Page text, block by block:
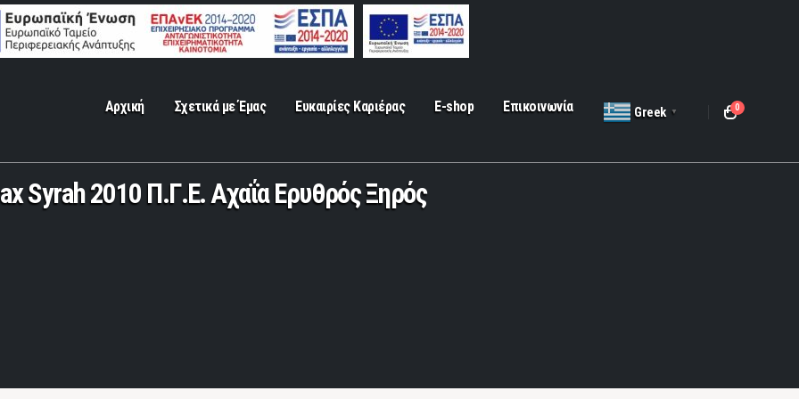
Αρχική Σχετικά με Έμας Ευκαιρίες Καριέρας E-shop Επικοινωνία Greek ▼ 0
Syrah 2010 Π.Γ.Ε. Αχαΐα Ερυθρός Ξηρός